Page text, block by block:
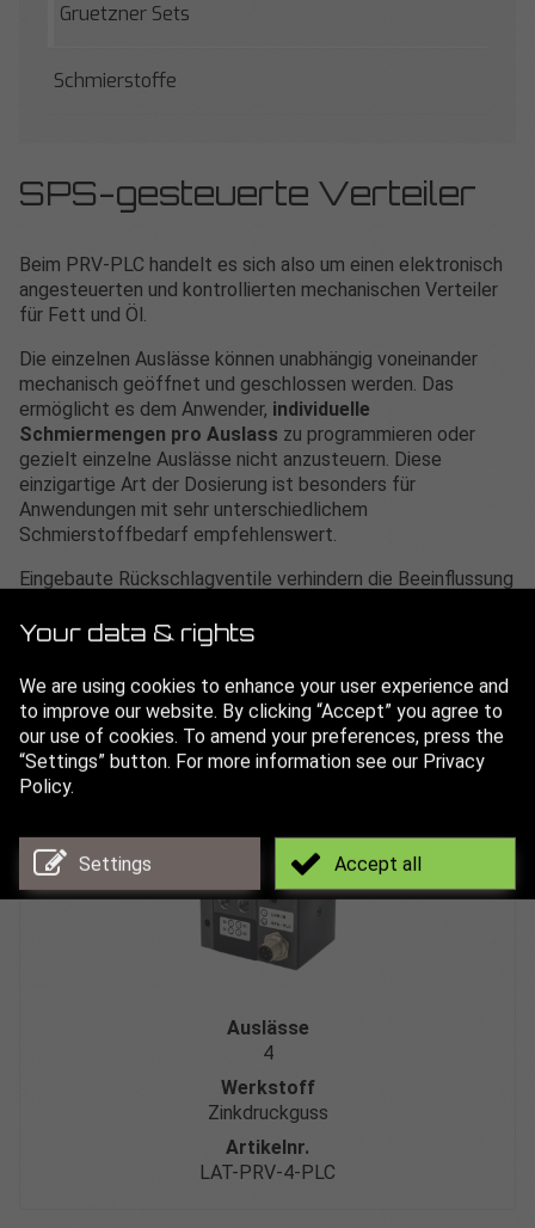
SPS-gesteuerte Verteiler
Beim PRV-PLC handelt es sich also um einen elektronisch
angesteuerten und kontrollierten mechanischen Verteiler
für Fett und Öl.
Die einzelnen Auslässe können unabhängig voneinander
mechanisch geöffnet und geschlossen werden. Das
ermöglicht es dem Anwender, individuelle
Schmiermengen pro Auslass zu programmieren oder
gezielt einzelne Auslässe nicht anzusteuern. Diese
einzigartige Art der Dosierung ist besonders für
Anwendungen mit sehr unterschiedlichem
Schmierstoffbedarf empfehlenswert.
Eingebaute Rückschlagventile verhindern die Beeinflussung
Schmierstellen und machen den PRV-PLC besonders
4 Auslässe
Auslässe
4
Werkstoff
Zinkdruckguss
Artikelnr.
LAT-PRV-4-PLC
Gruetzner Sets
Schmierstoffe
Your data & rights
We are using cookies to enhance your user experience and
to improve our website. By clicking “Accept” you agree to
our use of cookies. To amend your preferences, press the
“Settings” button. For more information see our Privacy
Policy.
Settings Accept all